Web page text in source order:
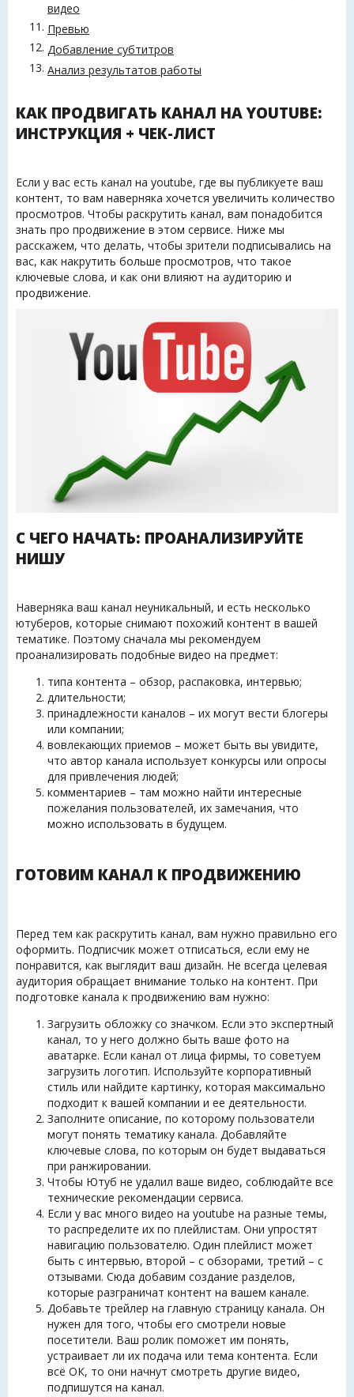
видео
Превью
Добавление субтитров
Анализ результатов работы
КАК ПРОДВИГАТЬ КАНАЛ НА YOUTUBE:
ИНСТРУКЦИЯ + ЧЕК-ЛИСТ
Если у вас есть канал на youtube, где вы публикуете ваш
контент, то вам наверняка хочется увеличить количество
просмотров. Чтобы раскрутить канал, вам понадобится
знать про продвижение в этом сервисе. Ниже мы
расскажем, что делать, чтобы зрители подписывались на
вас, как накрутить больше просмотров, что такое
ключевые слова, и как они влияют на аудиторию и
продвижение.
С ЧЕГО НАЧАТЬ: ПРОАНАЛИЗИРУЙТЕ
НИШУ
Наверняка ваш канал неуникальный, и есть несколько
ютуберов, которые снимают похожий контент в вашей
тематике. Поэтому сначала мы рекомендуем
проанализировать подобные видео на предмет:
типа контента – обзор, распаковка, интервью;
длительности;
принадлежности каналов – их могут вести блогеры
или компании;
вовлекающих приемов – может быть вы увидите,
что автор канала использует конкурсы или опросы
для привлечения людей;
комментариев – там можно найти интересные
пожелания пользователей, их замечания, что
можно использовать в будущем.
ГОТОВИМ КАНАЛ К ПРОДВИЖЕНИЮ
Перед тем как раскрутить канал, вам нужно правильно его
оформить. Подписчик может отписаться, если ему не
понравится, как выглядит ваш дизайн. Не всегда целевая
аудитория обращает внимание только на контент. При
подготовке канала к продвижению вам нужно:
Загрузить обложку со значком. Если это экспертный
канал, то у него должно быть ваше фото на
аватарке. Если канал от лица фирмы, то советуем
загрузить логотип. Используйте корпоративный
стиль или найдите картинку, которая максимально
подходит к вашей компании и ее деятельности.
Заполните описание, по которому пользователи
могут понять тематику канала. Добавляйте
ключевые слова, по которым он будет выдаваться
при ранжировании.
Чтобы Ютуб не удалил ваше видео, соблюдайте все
технические рекомендации сервиса.
Если у вас много видео на youtube на разные темы,
то распределите их по плейлистам. Они упростят
навигацию пользователю. Один плейлист может
быть с интервью, второй – с обзорами, третий – с
отзывами. Сюда добавим создание разделов,
которые разграничат контент на вашем канале.
Добавьте трейлер на главную страницу канала. Он
нужен для того, чтобы его смотрели новые
посетители. Ваш ролик поможет им понять,
устраивает ли их подача или тема контента. Если
всё ОК, то они начнут смотреть другие видео,
подпишутся на канал.